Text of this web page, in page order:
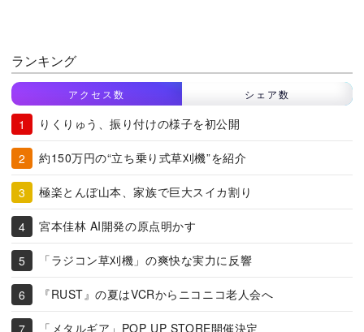
ランキング
アクセス数 シェア数
りくりゅう、振り付けの様子を初公開
約150万円の“立ち乗り式草刈機”を紹介
極楽とんぼ山本、家族で巨大スイカ割り
宮本佳林 AI開発の原点明かす
「ラジコン草刈機」の爽快な実力に反響
『RUST』の夏はVCRからニコニコ老人会へ
「メタルギア」POP UP STORE開催決定